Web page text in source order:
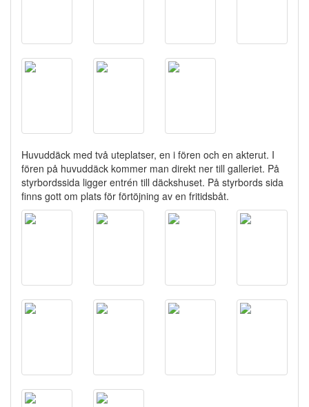
Huvuddäck med två uteplatser, en i fören och en akterut. I
fören på huvuddäck kommer man direkt ner till galleriet. På
styrbordssida ligger entrén till däckshuset. På styrbords sida
finns gott om plats för förtöjning av en fritidsbåt.